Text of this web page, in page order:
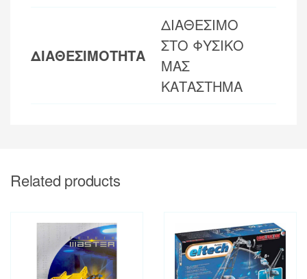
ΔΙΑΘΕΣΙΜΟΤΗΤΑ
ΔΙΑΘΕΣΙΜΟ
ΣΤΟ ΦΥΣΙΚΟ
ΜΑΣ
ΚΑΤΑΣΤΗΜΑ
Related products